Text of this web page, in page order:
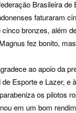
Brasileira de
faturaram
bronzes, além
fez bonito,
ao apoio da
Esporte e Lazer, e
os pilotos
em um bom